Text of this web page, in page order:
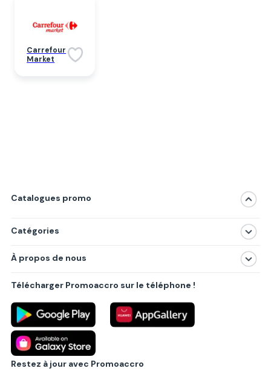
Carrefour
Market
Catalogues promo
Catégories
Produits
Villes principales
À propos de nous
Politique de confidentialité
Règlements
Partenariat B2B
Blog
Contact
Télécharger Promoaccro sur le téléphone !
Restez à jour avec Promoaccro